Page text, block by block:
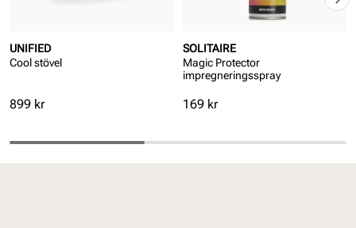
UNIFIED
Cool stövel
Pris
899 kr
SOLITAIRE
Magic Protector
impregneringsspray
Pris
169 kr